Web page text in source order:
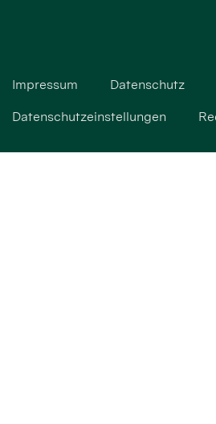
Impressum Datenschutz
Datenschutzeinstellungen